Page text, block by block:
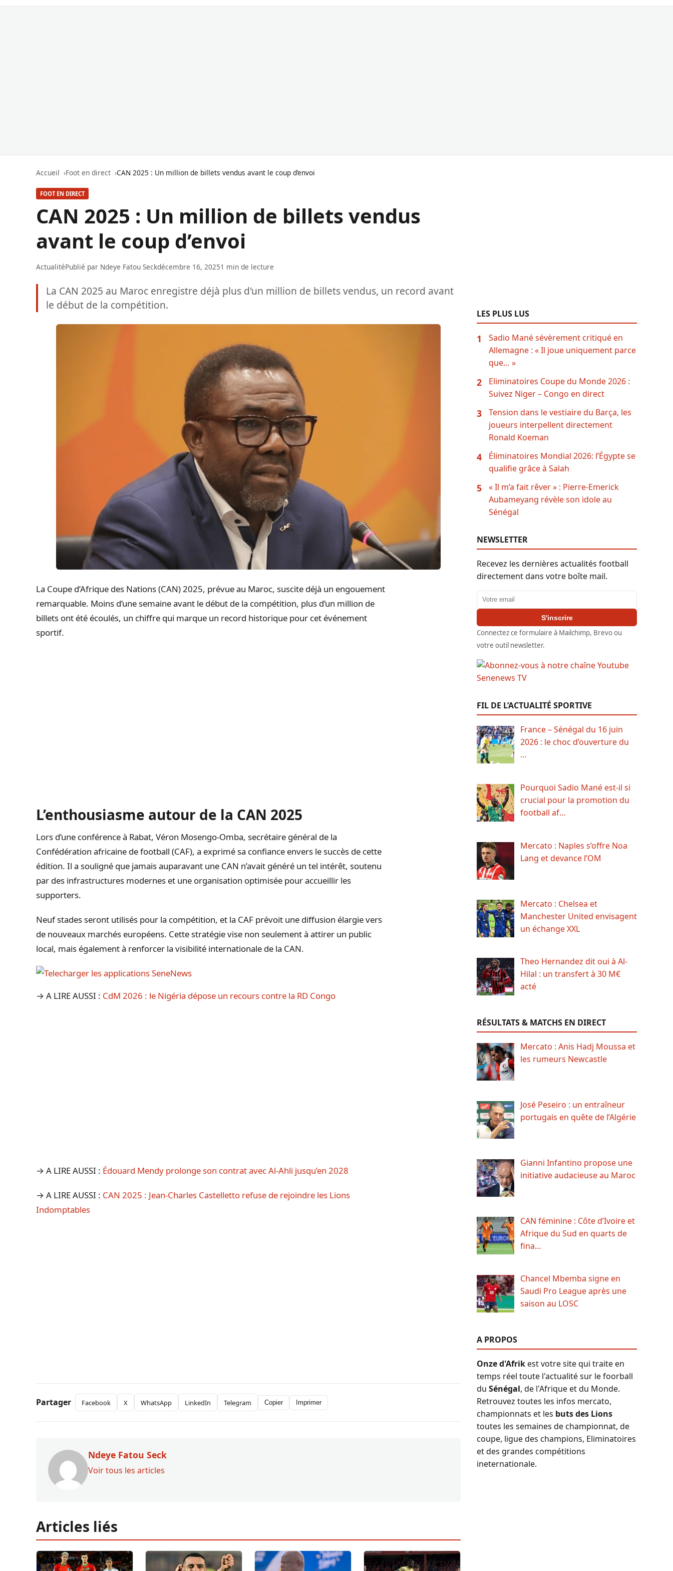
Accueil Foot en direct CAN 2025 : Un million de billets vendus avant le coup d’envoi
FOOT EN DIRECT
CAN 2025 : Un million de billets vendus
avant le coup d’envoi
ActualitéPublié par Ndeye Fatou Seckdécembre 16, 20251 min de lecture
La CAN 2025 au Maroc enregistre déjà plus d'un million de billets vendus, un record avant
le début de la compétition.
La Coupe d’Afrique des Nations (CAN) 2025, prévue au Maroc, suscite déjà un engouement
remarquable. Moins d’une semaine avant le début de la compétition, plus d’un million de
billets ont été écoulés, un chiffre qui marque un record historique pour cet événement
sportif.
L’enthousiasme autour de la CAN 2025
Lors d’une conférence à Rabat, Véron Mosengo-Omba, secrétaire général de la
Confédération africaine de football (CAF), a exprimé sa confiance envers le succès de cette
édition. Il a souligné que jamais auparavant une CAN n’avait généré un tel intérêt, soutenu
par des infrastructures modernes et une organisation optimisée pour accueillir les
supporters.
Neuf stades seront utilisés pour la compétition, et la CAF prévoit une diffusion élargie vers
de nouveaux marchés européens. Cette stratégie vise non seulement à attirer un public
local, mais également à renforcer la visibilité internationale de la CAN.
→ A LIRE AUSSI : CdM 2026 : le Nigéria dépose un recours contre la RD Congo
→ A LIRE AUSSI : Édouard Mendy prolonge son contrat avec Al-Ahli jusqu’en 2028
→ A LIRE AUSSI : CAN 2025 : Jean-Charles Castelletto refuse de rejoindre les Lions
Indomptables
Partager Facebook X WhatsApp LinkedIn Telegram Copier Imprimer
Ndeye Fatou Seck
Voir tous les articles
Articles liés
LES PLUS LUS
1
Sadio Mané sévèrement critiqué en
Allemagne : « Il joue uniquement parce
que… »
2
Eliminatoires Coupe du Monde 2026 :
Suivez Niger – Congo en direct
3
Tension dans le vestiaire du Barça, les
joueurs interpellent directement
Ronald Koeman
4
Éliminatoires Mondial 2026: l’Égypte se
qualifie grâce à Salah
5
« Il m’a fait rêver » : Pierre-Emerick
Aubameyang révèle son idole au
Sénégal
NEWSLETTER
Recevez les dernières actualités football
directement dans votre boîte mail.
Adresse email
S'inscrire
Connectez ce formulaire à Mailchimp, Brevo ou
votre outil newsletter.
FIL DE L’ACTUALITÉ SPORTIVE
France – Sénégal du 16 juin
2026 : le choc d’ouverture du
…
Pourquoi Sadio Mané est-il si
crucial pour la promotion du
football af…
Mercato : Naples s’offre Noa
Lang et devance l’OM
Mercato : Chelsea et
Manchester United envisagent
un échange XXL
Theo Hernandez dit oui à Al-
Hilal : un transfert à 30 M€
acté
RÉSULTATS & MATCHS EN DIRECT
Mercato : Anis Hadj Moussa et
les rumeurs Newcastle
José Peseiro : un entraîneur
portugais en quête de l’Algérie
Gianni Infantino propose une
initiative audacieuse au Maroc
CAN féminine : Côte d’Ivoire et
Afrique du Sud en quarts de
fina…
Chancel Mbemba signe en
Saudi Pro League après une
saison au LOSC
A PROPOS
Onze d'Afrikest votre site qui traite en
temps réel toute l'actualité sur le foorball
du Sénégal, de l'Afrique et du Monde.
Retrouvez toutes les infos mercato,
championnats et les buts des Lions
toutes les semaines de championnat, de
coupe, ligue des champions, Eliminatoires
et des grandes compétitions
ineternationale.